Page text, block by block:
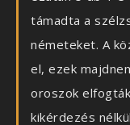
támadta a
németeket. A
el, ezek
oroszok
kikérdezés